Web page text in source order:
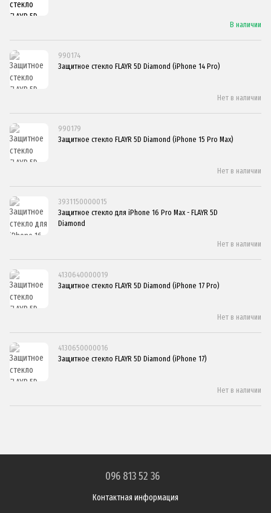
В наличии
990174
Защитное стекло FLAYR 5D Diamond (iPhone 14 Pro)
Нет в наличии
990179
Защитное стекло FLAYR 5D Diamond (iPhone 15 Pro Max)
Нет в наличии
3931150000015
Защитное стекло для iPhone 16 Pro Max - FLAYR 5D
Diamond
Нет в наличии
4130640000019
Защитное стекло FLAYR 5D Diamond (iPhone 17 Pro)
Нет в наличии
4130650000016
Защитное стекло FLAYR 5D Diamond (iPhone 17)
Нет в наличии
096 813 52 36
Контактная информация